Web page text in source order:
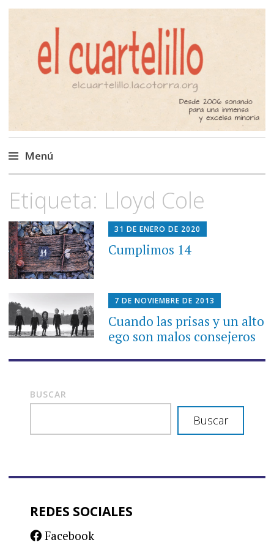
El Cuartelillo
Programa de radio de música
independiente. Podcast
Menú
al
contenido
Etiqueta: Lloyd Cole
31 DE ENERO DE 2020
Cumplimos 14
7 DE NOVIEMBRE DE 2013
Cuando las prisas y un alto
ego son malos consejeros
BUSCAR
Buscar
REDES SOCIALES
Facebook